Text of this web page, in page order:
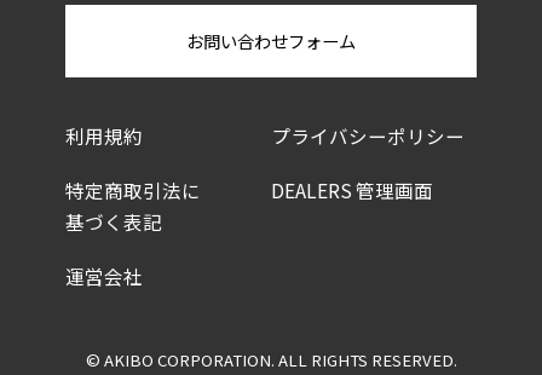
利用規約 プライバシーポリシー
特定商取引法に
基づく表記
DEALERS 管理画面
運営会社
お問い合わせフォーム
© AKIBO CORPORATION. ALL RIGHTS RESERVED.